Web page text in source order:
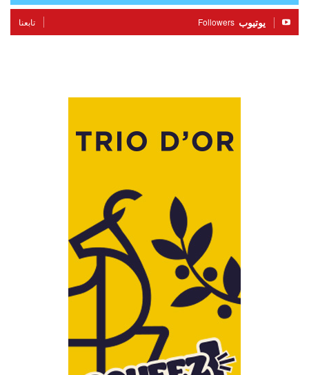
يوتيوب Followers تابعنا